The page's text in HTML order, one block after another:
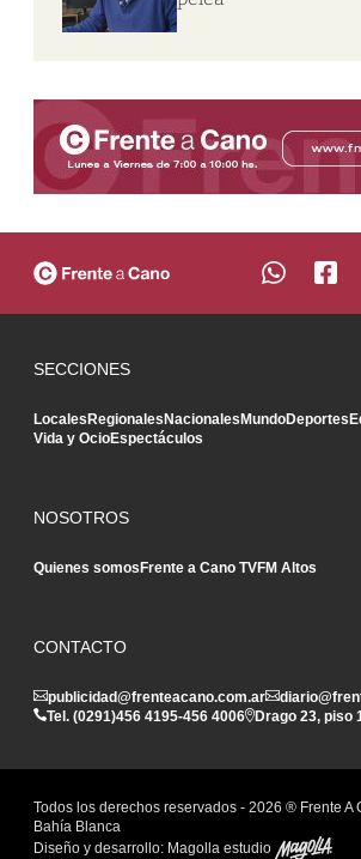
SECCIONES
LocalesRegionalesNacionalesMundoDeportes
Vida y OcioEspectáculos
NOSOTROS
Quienes somosFrente a Cano TVFM Altos
CONTACTO
publicidad@frenteacano.com.ar
Tel. (0291)456 4195-456 4006 Drago 23, piso
Todos los derechos reservados - 2026 ® Frente A
Bahía Blanca
Diseño y desarrollo: Magolla estudio